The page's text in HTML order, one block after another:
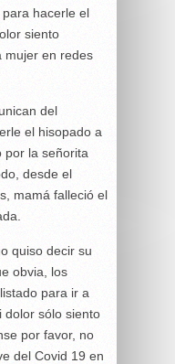
hacerle el
siento
mujer en redes
del
el hisopado a
por la señorita
desde el
mamá falleció el
quiso decir su
obvia, los
para ir a
dolor sólo siento
por favor, no
del Covid 19 en